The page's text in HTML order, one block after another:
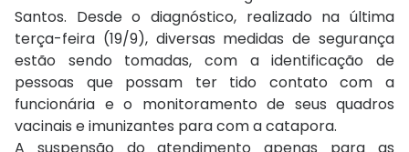
Santos. Desde o diagnóstico, realizado na última
terça-feira (19/9), diversas medidas de segurança
estão sendo tomadas, com a identificação de
pessoas que possam ter tido contato com a
funcionária e o monitoramento de seus quadros
vacinais e imunizantes para com a catapora.